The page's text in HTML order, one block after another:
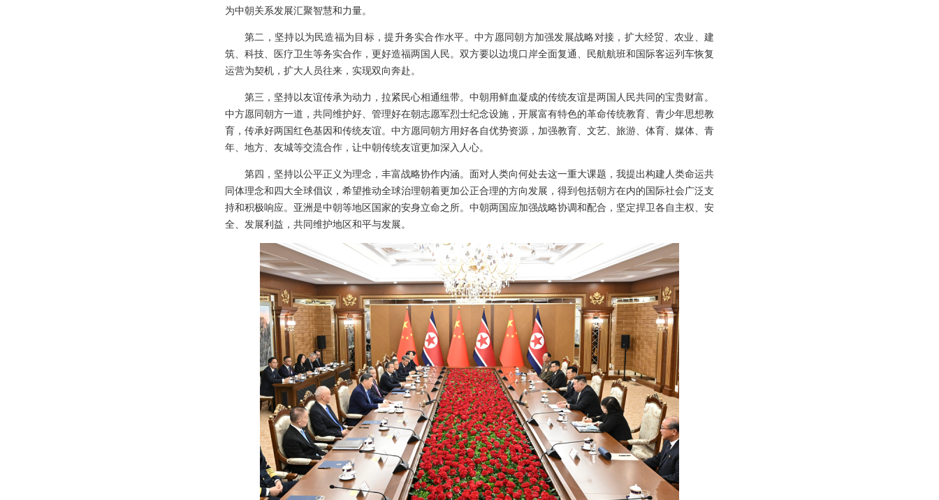
为中朝关系发展汇聚智慧和力量。
第二，坚持以为民造福为目标，提升务实合作水平。中方愿同朝方加强发展战略对接，扩大经贸、农业、建
筑、科技、医疗卫生等务实合作，更好造福两国人民。双方要以边境口岸全面复通、民航航班和国际客运列车恢复
运营为契机，扩大人员往来，实现双向奔赴。
第三，坚持以友谊传承为动力，拉紧民心相通纽带。中朝用鲜血凝成的传统友谊是两国人民共同的宝贵财富。
中方愿同朝方一道，共同维护好、管理好在朝志愿军烈士纪念设施，开展富有特色的革命传统教育、青少年思想教
育，传承好两国红色基因和传统友谊。中方愿同朝方用好各自优势资源，加强教育、文艺、旅游、体育、媒体、青
年、地方、友城等交流合作，让中朝传统友谊更加深入人心。
第四，坚持以公平正义为理念，丰富战略协作内涵。面对人类向何处去这一重大课题，我提出构建人类命运共
同体理念和四大全球倡议，希望推动全球治理朝着更加公正合理的方向发展，得到包括朝方在内的国际社会广泛支
持和积极响应。亚洲是中朝等地区国家的安身立命之所。中朝两国应加强战略协调和配合，坚定捍卫各自主权、安
全、发展利益，共同维护地区和平与发展。